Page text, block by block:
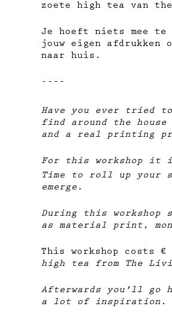
zoete high tea van
Je hoeft niets mee te
jouw eigen afdrukken
naar huis.
----
Have you ever tried
find around the
and a real printing
For this workshop it
Time to roll up your
emerge.
During this
as material print,
This workshop costs
high tea from The
Afterwards you'll go
a lot of inspiration.